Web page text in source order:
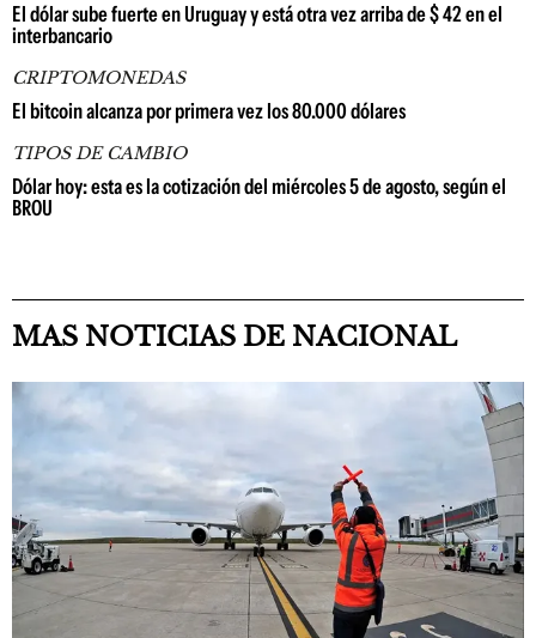
El dólar sube fuerte en Uruguay y está otra vez arriba de $ 42 en el
interbancario
CRIPTOMONEDAS
El bitcoin alcanza por primera vez los 80.000 dólares
TIPOS DE CAMBIO
Dólar hoy: esta es la cotización del miércoles 5 de agosto, según el
BROU
MAS NOTICIAS DE NACIONAL